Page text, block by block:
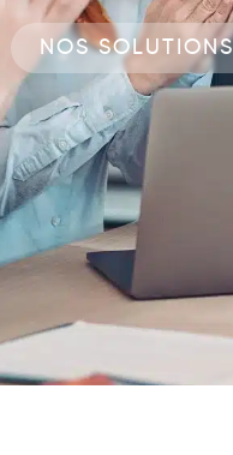
NOS SOLUTIONS